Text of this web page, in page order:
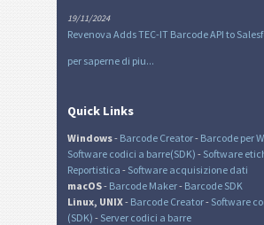
19/11/2024
Revenova Adds TEC-IT Barcode API to
per saperne di piu...
Quick Links
Windows- Barcode Creator- Barcode per
Software codici a barre(SDK) - Software
Reportistica - Software acquisizione dati
macOS- Barcode Maker- Barcode SDK
Linux, UNIX- Barcode Creator- Software
(SDK) - Server codici a barre